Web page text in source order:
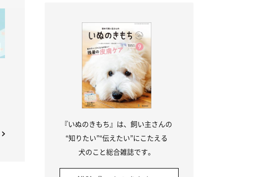
『いぬのきもち』は、飼い主さんの
“知りたい”“伝えたい”にこたえる
犬のこと総合雑誌です。